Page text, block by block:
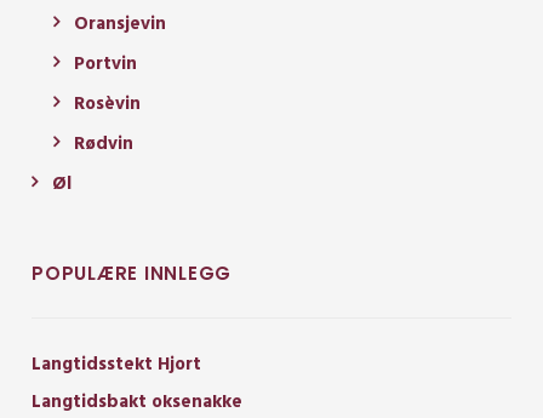
Oransjevin
Portvin
Rosèvin
Rødvin
Øl
POPULÆRE INNLEGG
Langtidsstekt Hjort
Langtidsbakt oksenakke